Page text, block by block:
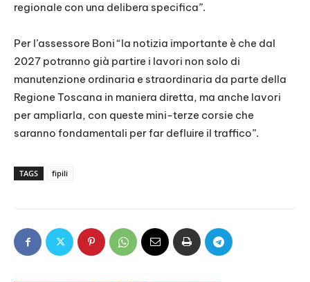
regionale con una delibera specifica”.
Per l’assessore Boni “la notizia importante è che dal
2027 potranno già partire i lavori non solo di
manutenzione ordinaria e straordinaria da parte della
Regione Toscana in maniera diretta, ma anche lavori
per ampliarla, con queste mini-terze corsie che
saranno fondamentali per far defluire il traffico”.
TAGS fipili